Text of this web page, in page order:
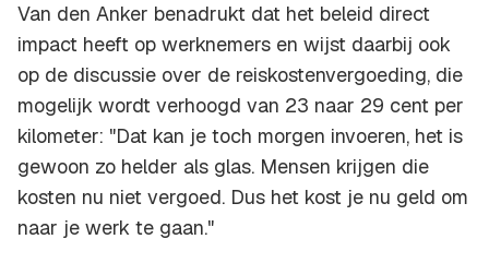
Van den Anker benadrukt dat het beleid direct
impact heeft op werknemers en wijst daarbij ook
op de discussie over de reiskostenvergoeding, die
mogelijk wordt verhoogd van 23 naar 29 cent per
kilometer: "Dat kan je toch morgen invoeren, het is
gewoon zo helder als glas. Mensen krijgen die
kosten nu niet vergoed. Dus het kost je nu geld om
naar je werk te gaan."